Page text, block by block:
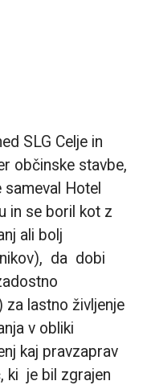
SLG Celje in
občinske stavbe,
Hotel
in se boril kot z
ali bolj
da dobi
za lastno življenje
v obliki
kaj pravzaprav
ki je bil zgrajen